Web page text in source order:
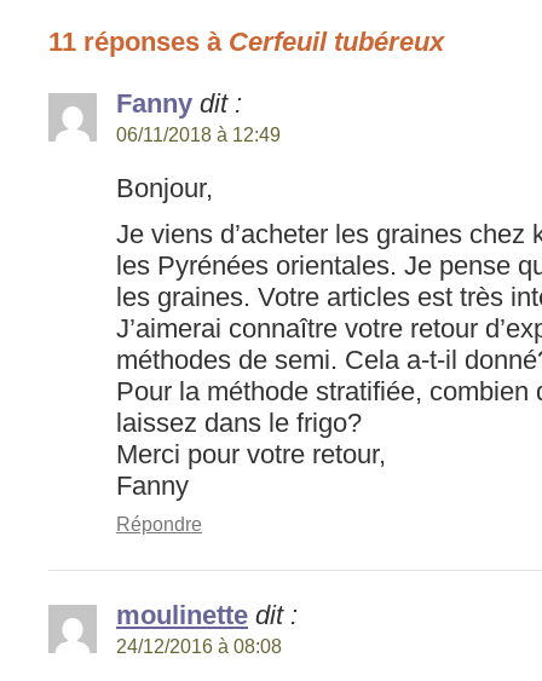
11 réponses à Cerfeuil tubéreux
Fanny dit :
06/11/2018 à 12:49
Bonjour,
Je viens d’acheter les graines chez
les Pyrénées orientales. Je pense
les graines. Votre articles est très
J’aimerai connaître votre retour
méthodes de semi. Cela a-t-il
Pour la méthode stratifiée, combien
laissez dans le frigo?
Merci pour votre retour,
Fanny
Répondre
moulinette dit :
24/12/2016 à 08:08